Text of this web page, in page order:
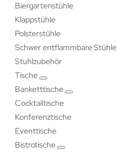
Biergartenstühle
Klappstühle
Polsterstühle
Schwer entflammbare Stühle
Stuhlzubehör
Tische
Banketttische
Cocktailtische
Konferenztische
Eventtische
Bistrotische